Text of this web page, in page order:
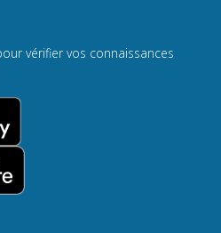
vérifier vos connaissances